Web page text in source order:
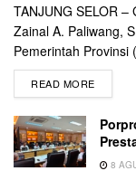
TANJUNG SELOR
Zainal A. Paliwang,
Pemerintah Provinsi
READ MORE
8